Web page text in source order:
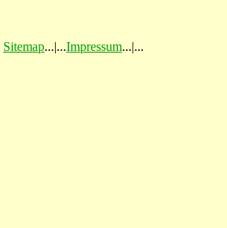
Sitemap...|...Impressum...|...